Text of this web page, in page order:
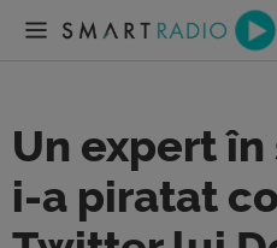
Un expert
i-a piratat